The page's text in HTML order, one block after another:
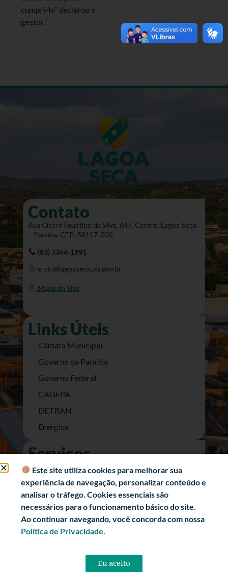
cumpri-lo” declarou o
gestor.
Contato
Rua Cícero Faustino da Silva, 647, Centro, Lagoa Seca
– Paraíba. CEP: 58117-000
(83) 3366-1991
e-sic@lagoaseca.pb.gov.br
Mapa do Site
Links Úteis
Câmara Municipal
Governo da Paraíba
Governo Federal
CAGEPA
DETRAN
Energisa
Serviços
Nota Fiscal Eletrônica
e-SIC (Acesso a Informação)
Transparência Fiscal
História
Informações Turísticas
Este site utiliza cookies para melhorar sua
experiência de navegação, personalizar conteúdo e
analisar o tráfego. Cookies essenciais são
necessários para o funcionamento básico do site.
Ao continuar navegando, você concorda com nossa
Política de Privacidade.
Eu aceito